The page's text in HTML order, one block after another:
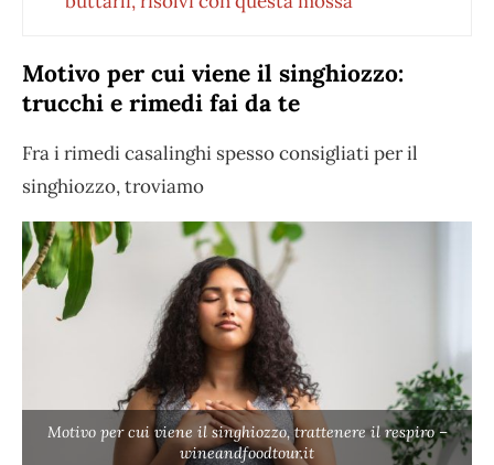
Motivo per cui viene il singhiozzo:
trucchi e rimedi fai da te
Fra i rimedi casalinghi spesso consigliati per il
singhiozzo, troviamo
Motivo per cui viene il singhiozzo, trattenere il respiro –
wineandfoodtour.it